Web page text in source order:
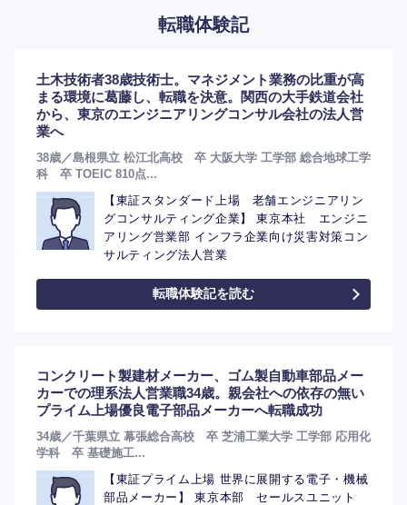
転職体験記
土木技術者38歳技術士。マネジメント業務の比重が高
まる環境に葛藤し、転職を決意。関西の大手鉄道会社
から、東京のエンジニアリングコンサル会社の法人営
業へ
38歳／島根県立 松江北高校 卒 大阪大学 工学部 総合地球工学
科 卒 TOEIC 810点...
【東証スタンダード上場 老舗エンジニアリン
グコンサルティング企業】 東京本社 エンジニ
アリング営業部 インフラ企業向け災害対策コン
サルティング法人営業
転職体験記を読む
コンクリート製建材メーカー、ゴム製自動車部品メー
カーでの理系法人営業職34歳。親会社への依存の無い
プライム上場優良電子部品メーカーへ転職成功
34歳／千葉県立 幕張総合高校 卒 芝浦工業大学 工学部 応用化
学科 卒 基礎施工...
【東証プライム上場 世界に展開する電子・機械
部品メーカー】 東京本部 セールスユニット